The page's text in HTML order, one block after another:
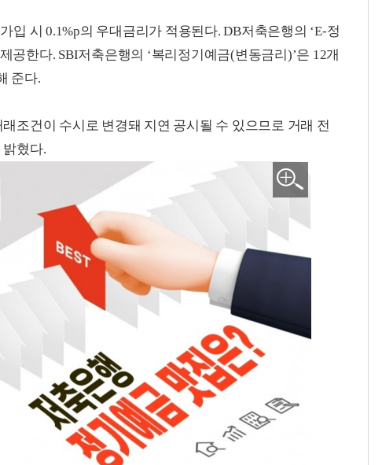
입 시 0.1%p의 우대금리가 적용된다. DB저축은행의 ‘E-정
공한다. SBI저축은행의 ‘복리정기예금(변동금리)’은 12개
준다.
조건이 수시로 변경돼 지연 공시될 수 있으므로 거래 전
밝혔다.